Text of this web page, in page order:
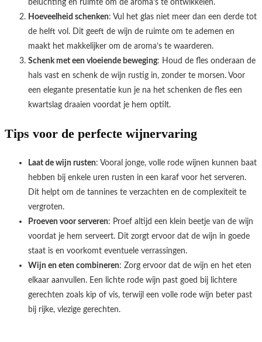
beluchting en ruimte om de aroma’s te ontwikkelen.
Hoeveelheid schenken: Vul het glas niet meer dan een derde tot
de helft vol. Dit geeft de wijn de ruimte om te ademen en
maakt het makkelijker om de aroma’s te waarderen.
Schenk met een vloeiende beweging: Houd de fles onderaan de
hals vast en schenk de wijn rustig in, zonder te morsen. Voor
een elegante presentatie kun je na het schenken de fles een
kwartslag draaien voordat je hem optilt.
Tips voor de perfecte wijnervaring
Laat de wijn rusten: Vooral jonge, volle rode wijnen kunnen baat
hebben bij enkele uren rusten in een karaf voor het serveren.
Dit helpt om de tannines te verzachten en de complexiteit te
vergroten.
Proeven voor serveren: Proef altijd een klein beetje van de wijn
voordat je hem serveert. Dit zorgt ervoor dat de wijn in goede
staat is en voorkomt eventuele verrassingen.
Wijn en eten combineren: Zorg ervoor dat de wijn en het eten
elkaar aanvullen. Een lichte rode wijn past goed bij lichtere
gerechten zoals kip of vis, terwijl een volle rode wijn beter past
bij rijke, vlezige gerechten.